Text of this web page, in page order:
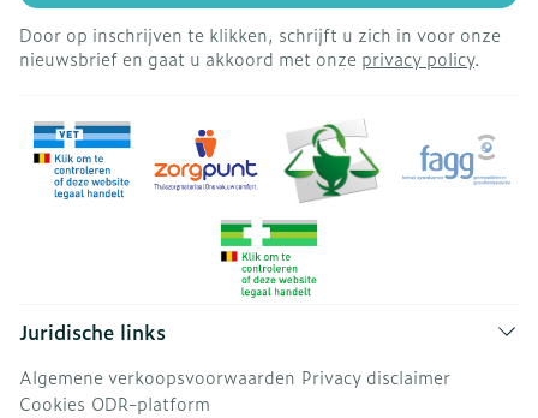
Door op inschrijven te klikken, schrijft u zich in voor onze
nieuwsbrief en gaat u akkoord met onze privacy policy.
Juridische links
Algemene verkoopsvoorwaarden Privacy disclaimer
Cookies ODR-platform